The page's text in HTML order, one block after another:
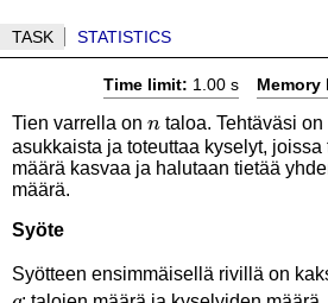
TASK STATISTICS
Time limit: 1.00 s Memory
Tien varrella on n
ntaloa. Tehtäväsi
asukkaista ja toteuttaa kyselyt,
määrä kasvaa ja halutaan tietää
määrä.
Syöte
Syötteen ensimmäisellä rivillä on